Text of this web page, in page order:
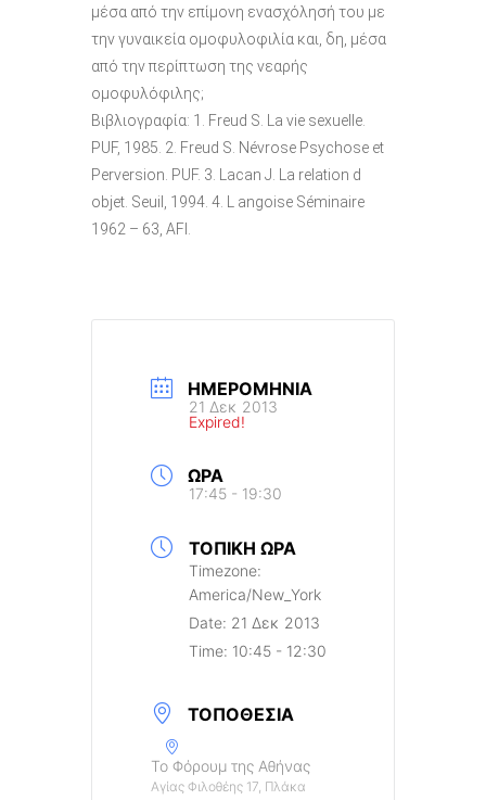
μέσα από την επίμονη ενασχόλησή του με
την γυναικεία ομοφυλοφιλία και, δη, μέσα
από την περίπτωση της νεαρής
ομοφυλόφιλης;
Βιβλιογραφία: 1. Freud S. La vie sexuelle.
PUF, 1985. 2. Freud S. Névrose Psychose et
Perversion. PUF. 3. Lacan J. La relation d
objet. Seuil, 1994. 4. L angoise Séminaire
1962 – 63, AFI.
ΗΜΕΡΟΜΗΝΊΑ
21 Δεκ 2013
Expired!
ΏΡΑ
17:45 - 19:30
ΤΟΠΙΚΉ ΏΡΑ
Timezone:
America/New_York
Date: 21 Δεκ 2013
Time: 10:45 - 12:30
ΤΟΠΟΘΕΣΊΑ
Το Φόρουμ της Αθήνας
Αγίας Φιλοθέης 17, Πλάκα